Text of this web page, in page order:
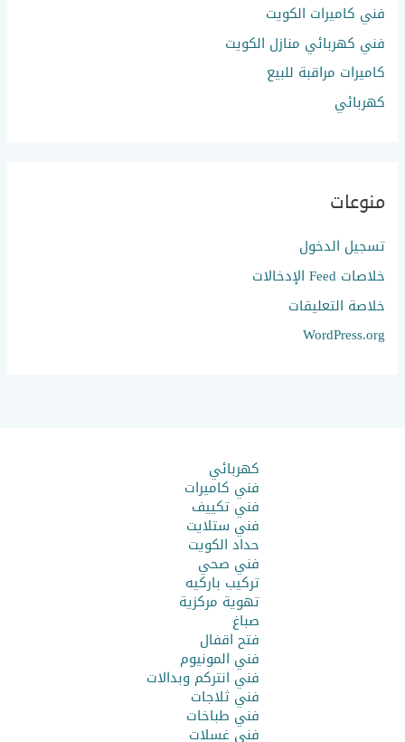
فني كاميرات الكويت
فني كهربائي منازل الكويت
كاميرات مراقبة للبيع
كهربائي
منوعات
تسجيل الدخول
خلاصات Feed الإدخالات
خلاصة التعليقات
WordPress.org
كهربائي
فني كاميرات
فني تكييف
فني ستلايت
حداد الكويت
فني صحي
تركيب باركيه
تهوية مركزية
صباغ
فتح اقفال
فني المونيوم
فني انتركم وبدالات
فني ثلاجات
فني طباخات
فني غسلات